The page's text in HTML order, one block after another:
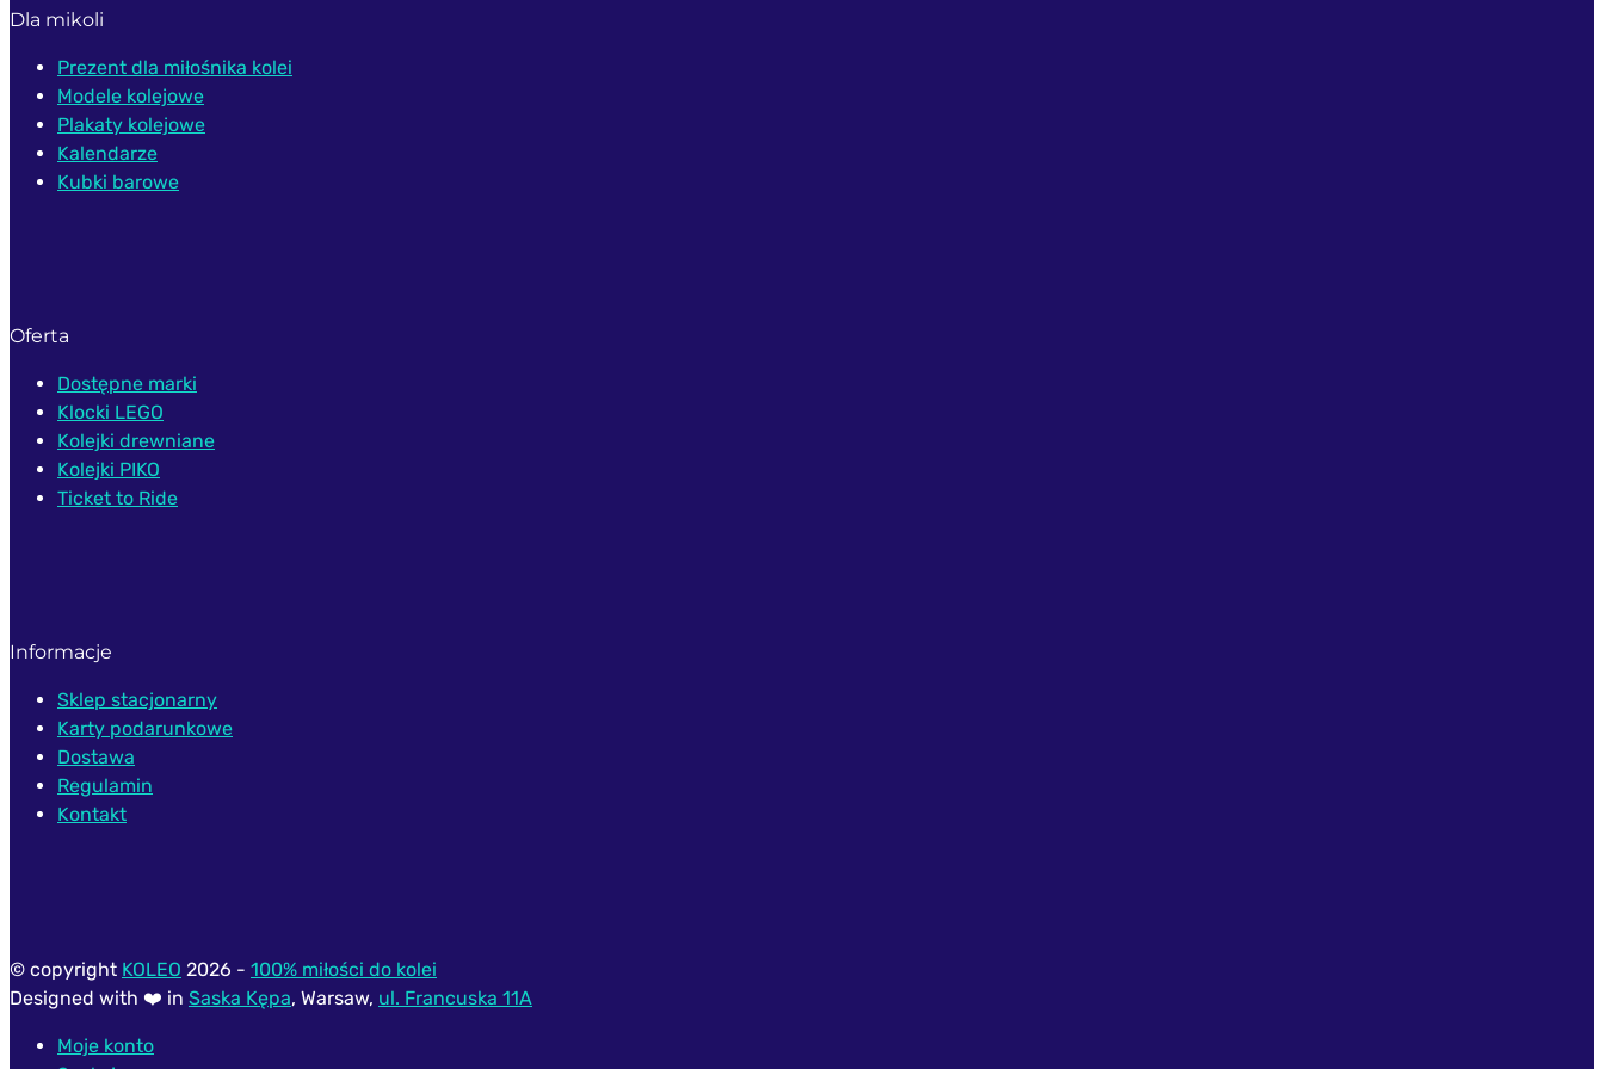
Dla mikoli
Prezent dla miłośnika kolei
Modele kolejowe
Plakaty kolejowe
Kalendarze
Kubki barowe
Oferta
Dostępne marki
Klocki LEGO
Kolejki drewniane
Kolejki PIKO
Ticket to Ride
Informacje
Sklep stacjonarny
Karty podarunkowe
Dostawa
Regulamin
Kontakt
© copyright KOLEO 2026 - 100% miłości do kolei
Designed with ❤️ in Saska Kępa, Warsaw, ul. Francuska 11A
Moje konto